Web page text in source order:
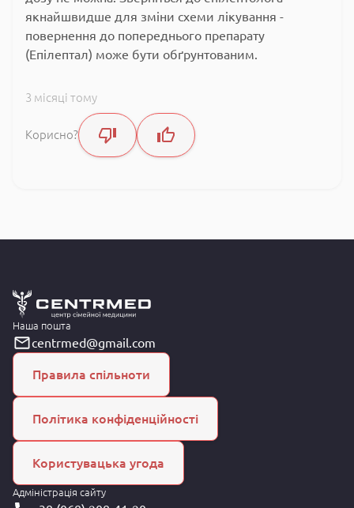
якнайшвидше для зміни схеми лікування -
повернення до попереднього препарату
(Епілептал) може бути обґрунтованим.
3 місяці тому
Корисно?
Наша пошта
centrmed@gmail.com
Правила спільноти
Політика конфіденційності
Користувацька угода
Адміністрація сайту